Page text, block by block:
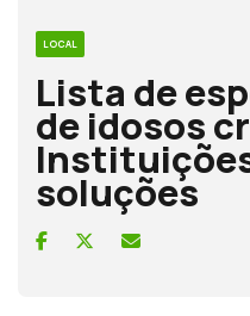
LOCAL
Lista de
de idosos
soluções